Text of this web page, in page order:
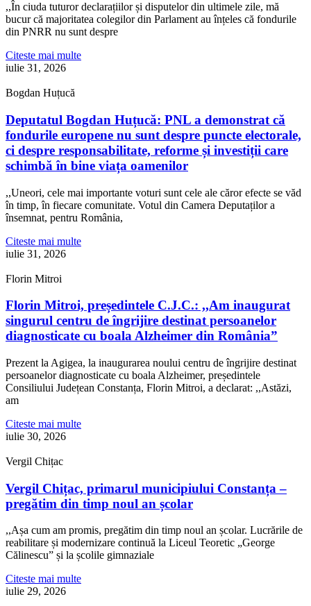
,,În ciuda tuturor declarațiilor și disputelor din ultimele zile, mă
bucur că majoritatea colegilor din Parlament au înțeles că fondurile
din PNRR nu sunt despre
Citeste mai multe
iulie 31, 2026
Bogdan Huțucă
Deputatul Bogdan Huțucă: PNL a demonstrat că
fondurile europene nu sunt despre puncte electorale,
ci despre responsabilitate, reforme și investiții care
schimbă în bine viața oamenilor
,,Uneori, cele mai importante voturi sunt cele ale căror efecte se văd
în timp, în fiecare comunitate. Votul din Camera Deputaților a
însemnat, pentru România,
Citeste mai multe
iulie 31, 2026
Florin Mitroi
Florin Mitroi, președintele C.J.C.: ,,Am inaugurat
singurul centru de îngrijire destinat persoanelor
diagnosticate cu boala Alzheimer din România”
Prezent la Agigea, la inaugurarea noului centru de îngrijire destinat
persoanelor diagnosticate cu boala Alzheimer, președintele
Consiliului Județean Constanța, Florin Mitroi, a declarat: ,,Astăzi,
am
Citeste mai multe
iulie 30, 2026
Vergil Chițac
Vergil Chițac, primarul municipiului Constanța –
pregătim din timp noul an școlar
,,Așa cum am promis, pregătim din timp noul an școlar. Lucrările de
reabilitare și modernizare continuă la Liceul Teoretic „George
Călinescu” și la școlile gimnaziale
Citeste mai multe
iulie 29, 2026